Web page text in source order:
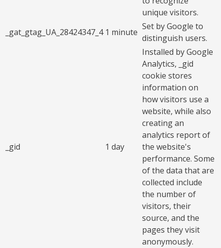
unique visitors.
_gat_gtag_UA_28424347_4 1 minute
Set by Google to
distinguish users.
_gid 1 day
Installed by Google
Analytics, _gid
cookie stores
information on
how visitors use a
website, while also
creating an
analytics report of
the website's
performance. Some
of the data that are
collected include
the number of
visitors, their
source, and the
pages they visit
anonymously.